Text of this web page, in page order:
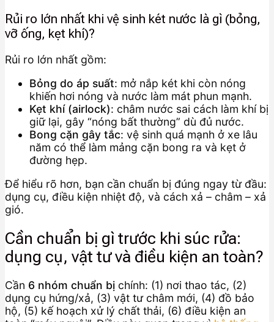
Rủi ro lớn nhất khi vệ sinh két nước là gì (bỏng,
vỡ ống, kẹt khí)?
Rủi ro lớn nhất gồm:
Bỏng do áp suất: mở nắp két khi còn nóng
khiến hơi nóng và nước làm mát phun mạnh.
Kẹt khí (airlock): châm nước sai cách làm khí bị
giữ lại, gây “nóng bất thường” dù đủ nước.
Bong cặn gây tắc: vệ sinh quá mạnh ở xe lâu
năm có thể làm mảng cặn bong ra và kẹt ở
đường hẹp.
Để hiểu rõ hơn, bạn cần chuẩn bị đúng ngay từ đầu:
dụng cụ, điều kiện nhiệt độ, và cách xả – châm – xả
gió.
Cần chuẩn bị gì trước khi súc rửa:
dụng cụ, vật tư và điều kiện an toàn?
Cần 6 nhóm chuẩn bị chính: (1) nơi thao tác, (2)
dụng cụ hứng/xả, (3) vật tư châm mới, (4) đồ bảo
hộ, (5) kế hoạch xử lý chất thải, (6) điều kiện an